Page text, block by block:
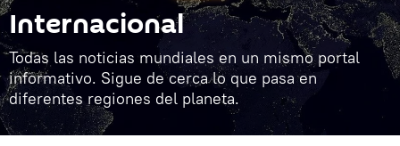
Internacional
Todas las noticias mundiales en un mismo portal
informativo. Sigue de cerca lo que pasa en
diferentes regiones del planeta.